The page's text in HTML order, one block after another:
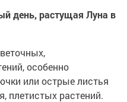
день, растущая Луна в
особенно
или острые листья
плетистых растений.